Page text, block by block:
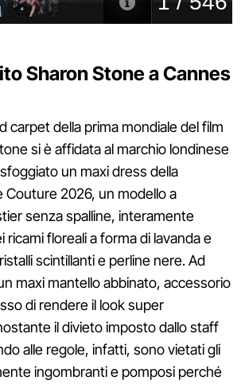
Sharon Stone a Cannes
carpet della prima mondiale del film
si è affidata al marchio londinese
un maxi dress della
Couture 2026, un modello a
senza spalline, interamente
ricami floreali a forma di lavanda e
scintillanti e perline nere. Ad
maxi mantello abbinato, accessorio
di rendere il look super
il divieto imposto dallo staff
alle regole, infatti, sono vietati gli
ingombranti e pomposi perché